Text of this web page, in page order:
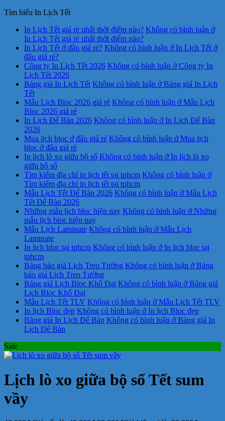
Tìm hiểu In Lịch Tết
In Lịch Tết giá rẻ nhất thời điểm nào? Không có bình luận ở
In Lịch Tết giá rẻ nhất thời điểm nào?
In Lịch Tết ở đâu giá rẻ? Không có bình luận ở In Lịch Tết ở
đâu giá rẻ?
Công ty In Lịch Tết 2026 Không có bình luận ở Công ty In
Lịch Tết 2026
Bảng giá In Lịch Tết Không có bình luận ở Bảng giá In Lịch
Tết
Mẫu Lịch Bloc 2026 giá rẻ Không có bình luận ở Mẫu Lịch
Bloc 2026 giá rẻ
In Lịch Để Bàn 2026 Không có bình luận ở In Lịch Để Bàn
2026
Mua lịch bloc ở đâu giá rẻ Không có bình luận ở Mua lịch
bloc ở đâu giá rẻ
In lịch lò xo giữa bộ số Không có bình luận ở In lịch lò xo
giữa bộ số
Tìm kiếm địa chỉ in lịch tết tại tphcm Không có bình luận ở
Tìm kiếm địa chỉ in lịch tết tại tphcm
Mẫu Lịch Tết Để Bàn 2026 Không có bình luận ở Mẫu Lịch
Tết Để Bàn 2026
Những mẫu lịch bloc hiện nay Không có bình luận ở Những
mẫu lịch bloc hiện nay
Mẫu Lịch Laminate Không có bình luận ở Mẫu Lịch
Laminate
In lịch bloc tại tphcm Không có bình luận ở In lịch bloc tại
tphcm
Bảng báo giá Lịch Treo Tường Không có bình luận ở Bảng
báo giá Lịch Treo Tường
Bảng giá Lịch Bloc Khổ Đại Không có bình luận ở Bảng giá
Lịch Bloc Khổ Đại
Mẫu Lịch Tết TLV Không có bình luận ở Mẫu Lịch Tết TLV
In lịch Bloc đẹp Không có bình luận ở In lịch Bloc đẹp
Bảng giá In Lịch Để Bàn Không có bình luận ở Bảng giá In
Lịch Để Bàn
Sale
Lịch lò xo giữa bộ số Tết sum
vầy